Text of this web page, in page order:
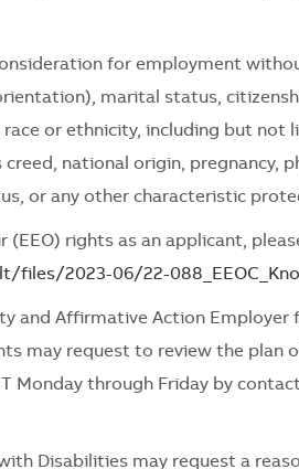
for employment
marital status,
or ethnicity, including but not
national origin, pregnancy,
or any other characteristic
(EEO) rights as an applicant,
2023-06/22-
and Affirmative Action Employer
may request to review the plan
Monday through Friday by
Disabilities may request a